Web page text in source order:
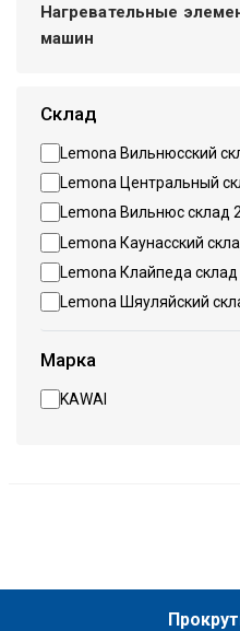
Нагревательные
машин
Склад
Lemona Вильнюсский
Lemona Центральный
Lemona Вильнюс склад
Lemona Каунасский
Lemona Клайпеда
Lemona Шяуляйский
Марка
KAWAI